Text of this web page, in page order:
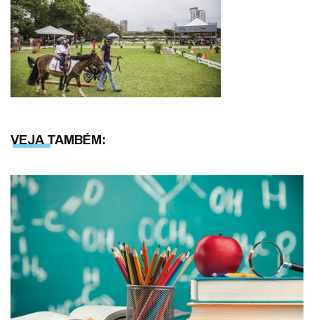
VEJA TAMBÉM: